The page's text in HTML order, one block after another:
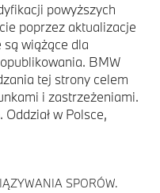
powyższych
poprzez aktualizacje
wiążące dla
BMW
tej strony celem
i zastrzeżeniami.
w Polsce,
SPORÓW.